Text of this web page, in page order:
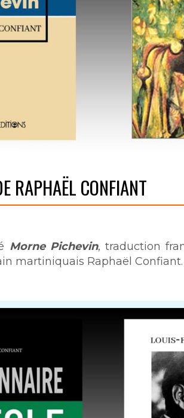
RAPHAËL CONFIANT
Morne Pichevin, traduction
martiniquais Raphaël Confiant.